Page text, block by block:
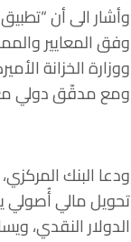
وأشار الى أن
وفق المعايير
ووزارة الخزانة
ومع مدقّق دولي
ودعا البنك
تحويل مالي أُصولي
الدولار النقدي،